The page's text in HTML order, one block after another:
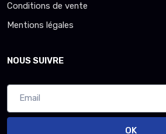
Conditions de vente
Mentions légales
NOUS SUIVRE
OK